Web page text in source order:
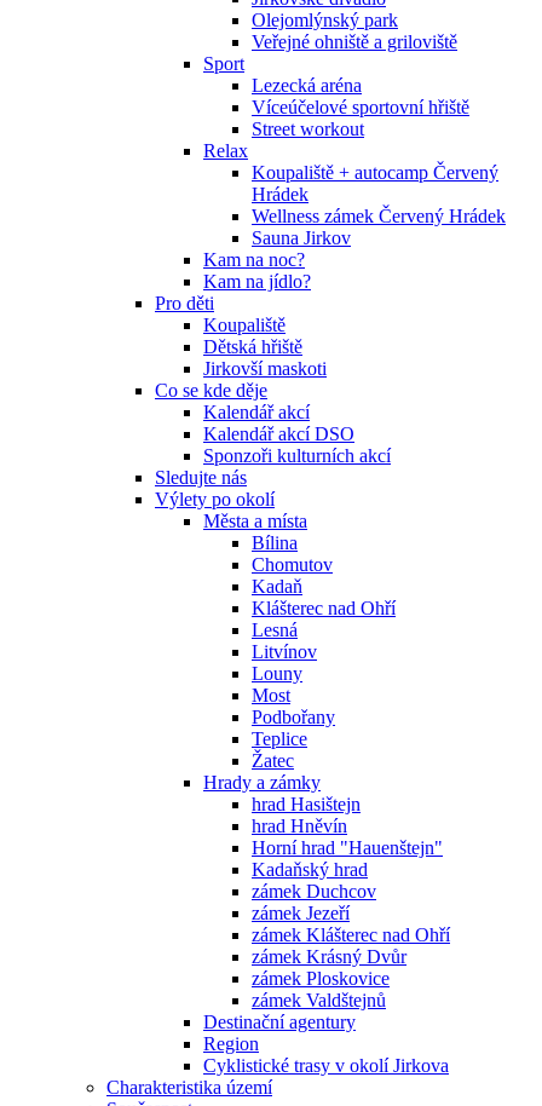
Olejomlýnský park
Veřejné ohniště a griloviště
Sport
Lezecká aréna
Víceúčelové sportovní hřiště
Street workout
Relax
Koupaliště + autocamp Červený
Hrádek
Wellness zámek Červený Hrádek
Sauna Jirkov
Kam na noc?
Kam na jídlo?
Pro děti
Koupaliště
Dětská hřiště
Jirkovší maskoti
Co se kde děje
Kalendář akcí
Kalendář akcí DSO
Sponzoři kulturních akcí
Sledujte nás
Výlety po okolí
Města a místa
Bílina
Chomutov
Kadaň
Klášterec nad Ohří
Lesná
Litvínov
Louny
Most
Podbořany
Teplice
Žatec
Hrady a zámky
hrad Hasištejn
hrad Hněvín
Horní hrad "Hauenštejn"
Kadaňský hrad
zámek Duchcov
zámek Jezeří
zámek Klášterec nad Ohří
zámek Krásný Dvůr
zámek Ploskovice
zámek Valdštejnů
Destinační agentury
Region
Cyklistické trasy v okolí Jirkova
Charakteristika území